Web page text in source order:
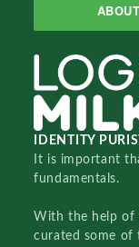
ABOUT
IDENTITY
It is important
fundamentals.
With the help of
curated some of